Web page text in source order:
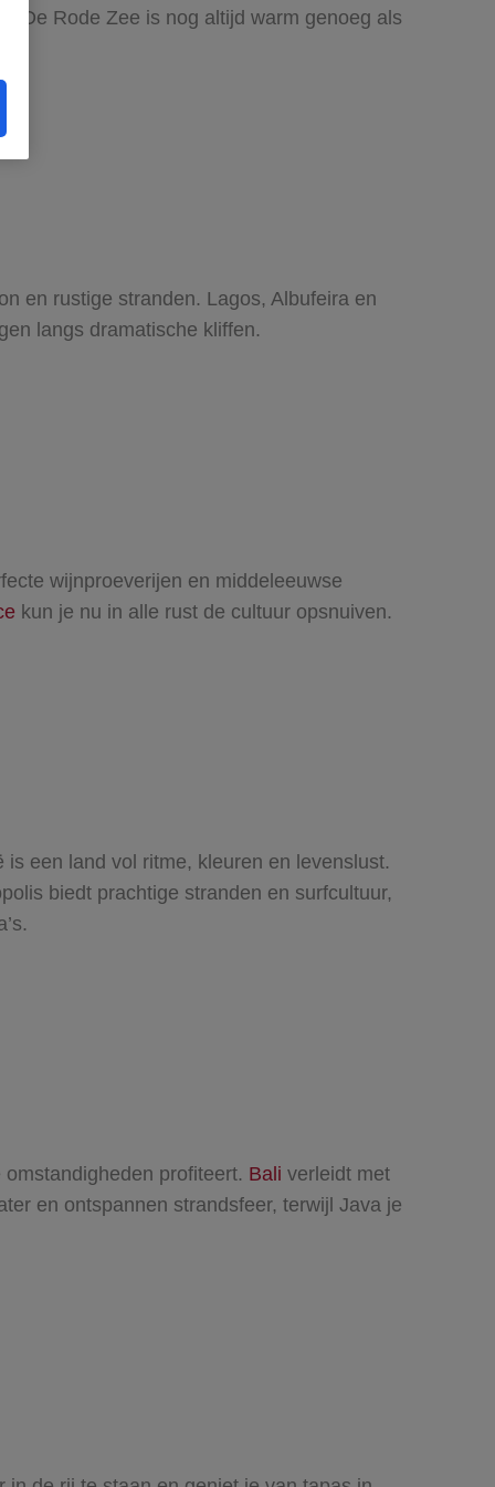
De Rode Zee is nog altijd warm genoeg als
en rustige stranden. Lagos, Albufeira en
langs dramatische kliffen.
wijnproeverijen en middeleeuwse
kun je nu in alle rust de cultuur opsnuiven.
een land vol ritme, kleuren en levenslust.
biedt prachtige stranden en surfcultuur,
profiteert. Bali verleidt met
en ontspannen strandsfeer, terwijl Java je